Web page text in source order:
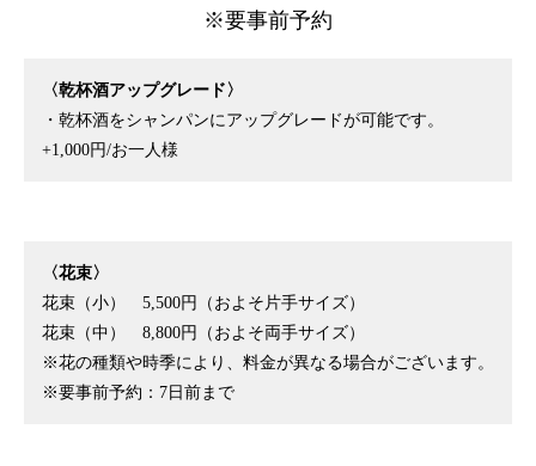
※要事前予約
〈乾杯酒アップグレード〉
・乾杯酒をシャンパンにアップグレードが可能です。
+1,000円/お一人様
〈花束〉
花束（小） 5,500円（およそ片手サイズ）
花束（中） 8,800円（およそ両手サイズ）
※花の種類や時季により、料金が異なる場合がございます。
※要事前予約：7日前まで